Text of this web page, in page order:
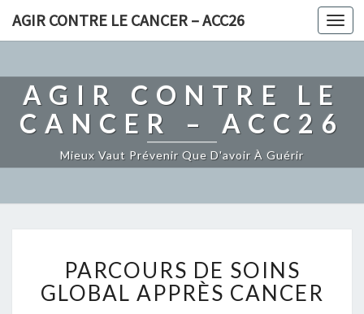
AGIR CONTRE LE CANCER – ACC26
AGIR CONTRE LE
CANCER – ACC26
Mieux Vaut Prévenir Que D'avoir À Guérir
A
R
C
PARCOURS DE SOINS
GLOBAL APPRÈS CANCER